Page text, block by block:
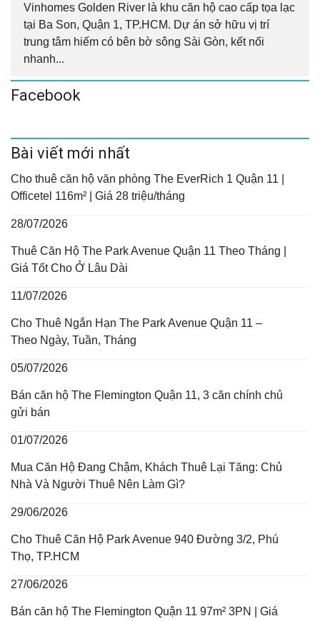
Vinhomes Golden River là khu căn hộ cao cấp tọa lạc
tại Ba Son, Quận 1, TP.HCM. Dự án sở hữu vị trí
trung tâm hiếm có bên bờ sông Sài Gòn, kết nối
nhanh...
Facebook
Bài viết mới nhất
Cho thuê căn hộ văn phòng The EverRich 1 Quận 11 |
Officetel 116m² | Giá 28 triệu/tháng
28/07/2026
Thuê Căn Hộ The Park Avenue Quận 11 Theo Tháng |
Giá Tốt Cho Ở Lâu Dài
11/07/2026
Cho Thuê Ngắn Hạn The Park Avenue Quận 11 –
Theo Ngày, Tuần, Tháng
05/07/2026
Bán căn hộ The Flemington Quận 11, 3 căn chính chủ
gửi bán
01/07/2026
Mua Căn Hộ Đang Chậm, Khách Thuê Lại Tăng: Chủ
Nhà Và Người Thuê Nên Làm Gì?
29/06/2026
Cho Thuê Căn Hộ Park Avenue 940 Đường 3/2, Phú
Thọ, TP.HCM
27/06/2026
Bán căn hộ The Flemington Quận 11 97m² 3PN | Giá